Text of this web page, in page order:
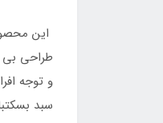
این
طراحی بی
و توجه
سبد